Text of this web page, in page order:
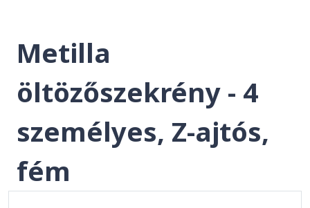
Metilla
öltözőszekrény - 4
személyes, Z-ajtós,
fém